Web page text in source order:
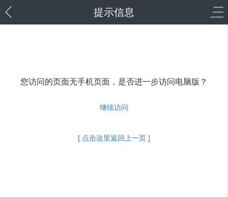
提示信息
您访问的页面无手机页面，是否进一步访问电脑版？
继续访问
[ 点击这里返回上一页 ]